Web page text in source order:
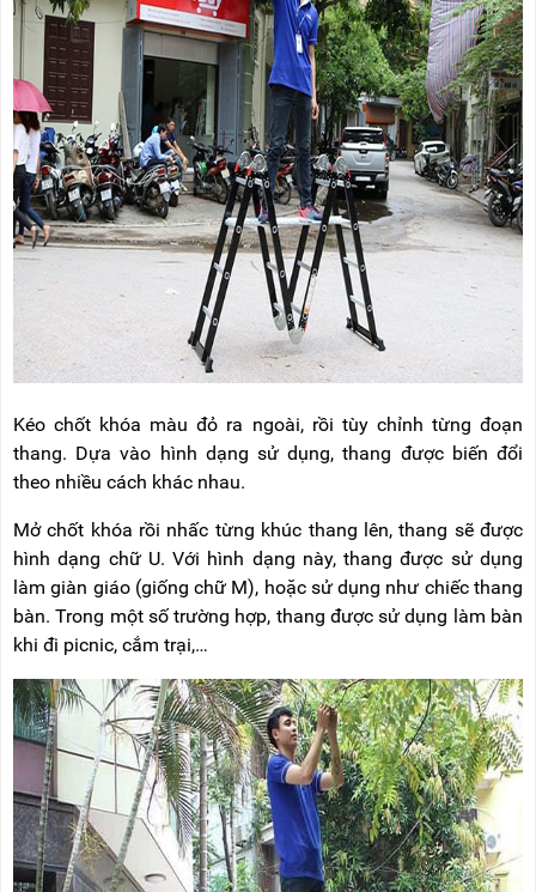
Kéo chốt khóa màu đỏ ra ngoài, rồi tùy chỉnh từng đoạn
thang. Dựa vào hình dạng sử dụng, thang được biến đổi
theo nhiều cách khác nhau.
Mở chốt khóa rồi nhấc từng khúc thang lên, thang sẽ được
hình dạng chữ U. Với hình dạng này, thang được sử dụng
làm giàn giáo (giống chữ M), hoặc sử dụng như chiếc thang
bàn. Trong một số trường hợp, thang được sử dụng làm bàn
khi đi picnic, cắm trại,…